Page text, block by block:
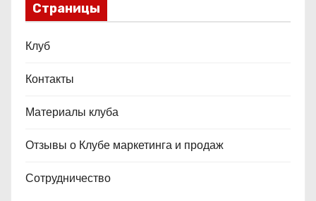
Страницы
Клуб
Контакты
Материалы клуба
Отзывы о Клубе маркетинга и продаж
Сотрудничество